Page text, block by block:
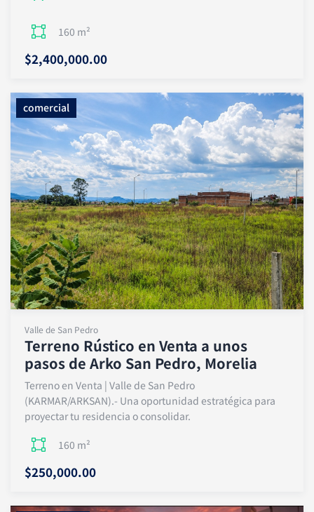
160 m²
$2,400,000.00
comercial
Valle de San Pedro
Terreno Rústico en Venta a unos
pasos de Arko San Pedro, Morelia
Terreno en Venta | Valle de San Pedro
(KARMAR/ARKSAN).- Una oportunidad estratégica para
proyectar tu residencia o consolidar.
160 m²
$250,000.00